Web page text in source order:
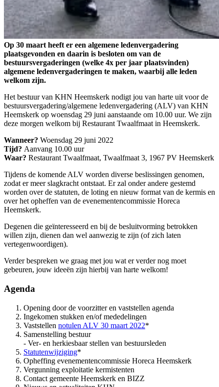
Op 30 maart heeft er een algemene ledenvergadering
plaatsgevonden en daarin is besloten om van de
bestuursvergaderingen (welke 4x per jaar plaatsvinden)
algemene ledenvergaderingen te maken, waarbij alle leden
welkom zijn.
Het bestuur van KHN Heemskerk nodigt jou van harte uit voor de
bestuursvergadering/algemene ledenvergadering (ALV) van KHN
Heemskerk op woensdag 29 juni aanstaande om 10.00 uur. We zijn
deze morgen welkom bij Restaurant Twaalfmaat in Heemskerk.
Wanneer? Woensdag 29 juni 2022
Tijd? Aanvang 10.00 uur
Waar? Restaurant Twaalfmaat, Twaalfmaat 3, 1967 PV Heemskerk
Tijdens de komende ALV worden diverse beslissingen genomen,
zodat er meer slagkracht ontstaat. Er zal onder andere gestemd
worden over de statuten, de loting en nieuw format van de kermis en
over het opheffen van de evenementencommissie Horeca
Heemskerk.
Degenen die geïnteresseerd en bij de besluitvorming betrokken
willen zijn, dienen dan wel aanwezig te zijn (of zich laten
vertegenwoordigen).
Verder bespreken we graag met jou wat er verder nog moet
gebeuren, jouw ideeën zijn hierbij van harte welkom!
Agenda
Opening door de voorzitter en vaststellen agenda
Ingekomen stukken en/of mededelingen
Vaststellen notulen ALV 30 maart 2022*
Samenstelling bestuur
- Ver- en herkiesbaar stellen van bestuursleden
Statutenwijziging*
Opheffing evenementencommissie Horeca Heemskerk
Vergunning exploitatie kermistenten
Contact gemeente Heemskerk en BIZZ